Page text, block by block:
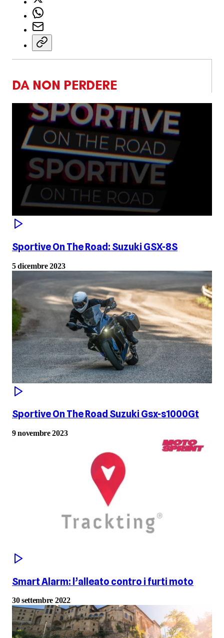
DA NON PERDERE
Sportive On The Road: Suzuki GSX-8S
5 dicembre 2023
Sportive On The Road Suzuki Gsx-s1000Gt
9 novembre 2023
Smart Alarm: l’alleato contro i furti moto
30 settembre 2022